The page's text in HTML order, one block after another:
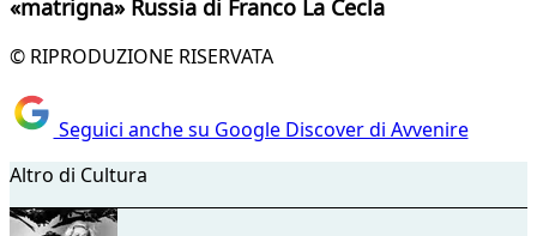
«matrigna» Russia di Franco La Cecla
© RIPRODUZIONE RISERVATA
Seguici anche su Google Discover di Avvenire
Altro di Cultura